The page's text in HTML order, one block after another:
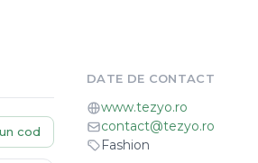
cod
DATE DE CONTACT
www.tezyo.ro
contact@tezyo.ro
Fashion